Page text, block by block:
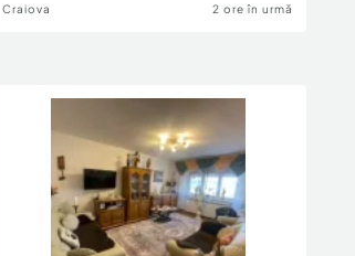
Craiova 2 ore în urmă